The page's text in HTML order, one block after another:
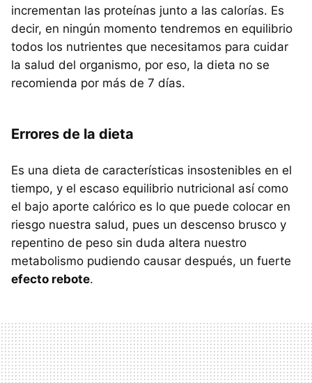
incrementan las proteínas junto a las calorías. Es
decir, en ningún momento tendremos en equilibrio
todos los nutrientes que necesitamos para cuidar
la salud del organismo, por eso, la dieta no se
recomienda por más de 7 días.
Errores de la dieta
Es una dieta de características insostenibles en el
tiempo, y el escaso equilibrio nutricional así como
el bajo aporte calórico es lo que puede colocar en
riesgo nuestra salud, pues un descenso brusco y
repentino de peso sin duda altera nuestro
metabolismo pudiendo causar después, un fuerte
efecto rebote.